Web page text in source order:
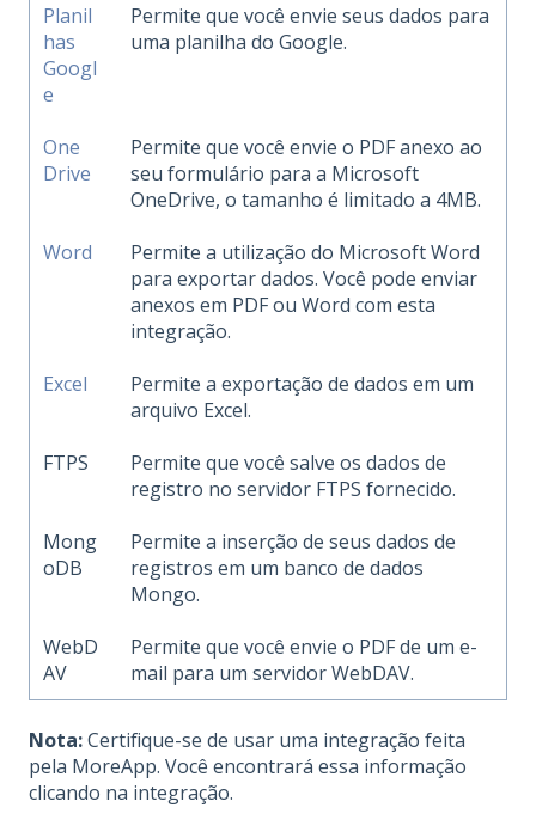
Planil
has
Googl
e
Permite que você envie seus dados para
uma planilha do Google.
One
Drive
Permite que você envie o PDF anexo ao
seu formulário para a Microsoft
OneDrive, o tamanho é limitado a 4MB.
Word
Permite a utilização do Microsoft Word
para exportar dados. Você pode enviar
anexos em PDF ou Word com esta
integração.
Excel
Permite a exportação de dados em um
arquivo Excel.
FTPS
Permite que você salve os dados de
registro no servidor FTPS fornecido.
Mong
oDB
Permite a inserção de seus dados de
registros em um banco de dados
Mongo.
WebD
AV
Permite que você envie o PDF de um e-
mail para um servidor WebDAV.
Nota:Certifique-se de usar uma integração feita
pela MoreApp. Você encontrará essa informação
clicando na integração.